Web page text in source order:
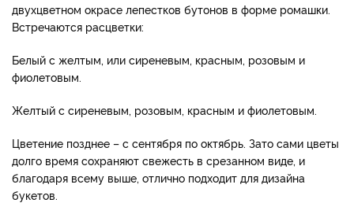
двухцветном окрасе лепестков бутонов в форме ромашки.
Встречаются расцветки:
Белый с желтым, или сиреневым, красным, розовым и
фиолетовым.
Желтый с сиреневым, розовым, красным и фиолетовым.
Цветение позднее – с сентября по октябрь. Зато сами цветы
долго время сохраняют свежесть в срезанном виде, и
благодаря всему выше, отлично подходит для дизайна
букетов.